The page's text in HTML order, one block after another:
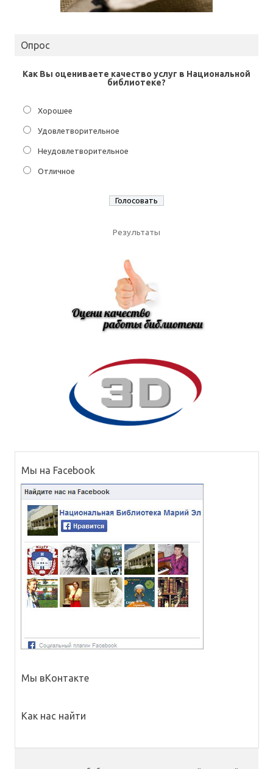
Опрос
Как Вы оцениваете качество услуг в Национальной
библиотеке?
Хорошее
Удовлетворительное
Неудовлетворительное
Отличное
Результаты
Мы на Facebook
Мы вКонтакте
Как нас найти